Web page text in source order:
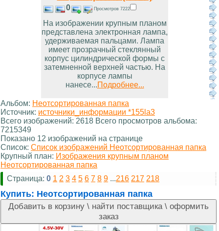
0 Просмотров 7222
На изображении крупным планом
представлена электронная лампа,
удерживаемая пальцами. Лампа
имеет прозрачный стеклянный
корпус цилиндрической формы с
затемненной верхней частью. На
корпусе лампы
нанесе...Подробнее...
Альбом: Неотсортированная папка
Источник: источники_информации *155la3
Всего изображений: 2618 Всего просмотров альбома:
7215349
Показано 12 изображений на странице
Список: Список изображений Неотсортированная папка
Крупный план: Изображения крупным планом
Неотсортированная папка
Страница: 0 1 2 3 4 5 6 7 8 9 ...216 217 218
Купить: Неотсортированная папка